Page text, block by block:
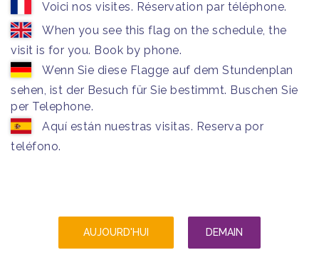
Voici nos visites. Réservation par téléphone.
When you see this flag on the schedule, the
visit is for you. Book by phone.
Wenn Sie diese Flagge auf dem Stundenplan
sehen, ist der Besuch für Sie bestimmt. Buschen Sie
per Telephone.
Aquí están nuestras visitas. Reserva por
teléfono.
AUJOURD'HUI DEMAIN